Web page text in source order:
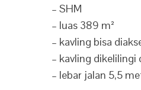
– SHM
– luas 389 m²
– kavling bisa
– kavling dikelilingi
– lebar jalan 5,5